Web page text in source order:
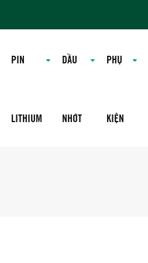
PIN
LITHIUM
DẦU
NHỚT
PHỤ
KIỆN